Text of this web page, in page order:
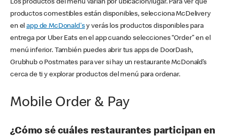
Los productos del menú varían por ubicación/lugar. Para ver qué
productos comestibles están disponibles, selecciona McDelivery
en elapp de McDonald'sy verás los productos disponibles para
entrega por Uber Eats en el app cuando selecciones “Order” en el
menú inferior. También puedes abrir tus apps de DoorDash,
Grubhub o Postmates para ver si hay un restaurante McDonald’s
cerca de ti y explorar productos del menú para ordenar.
Mobile Order & Pay
¿Cómo sé cuáles restaurantes participan en